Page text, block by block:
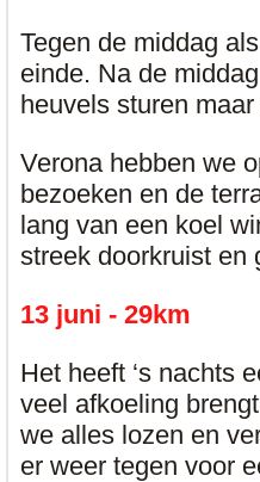
Tegen de middag
einde. Na de
heuvels sturen
Verona hebben we
bezoeken en de
lang van een koel
streek doorkruist en
13 juni - 29km
Het heeft ‘s nachts
veel afkoeling
we alles lozen en
er weer tegen voor